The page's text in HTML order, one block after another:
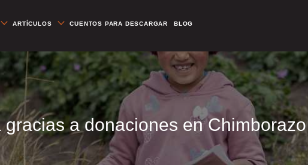
ARTÍCULOS CUENTOS PARA DESCARGAR BLOG
a donaciones en Chimborazo